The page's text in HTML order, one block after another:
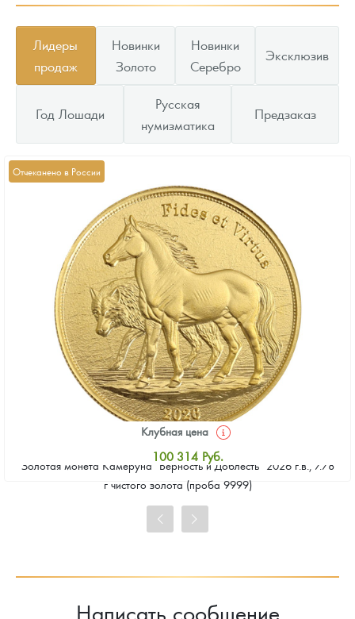
Лидеры
продаж
Новинки
Золото
Новинки
Серебро
Эксклюзив
Год Лошади
Русская
нумизматика
Предзаказ
Отчеканено в России
Золотая монета Камеруна "Верность и Доблесть" 2026 г.в., 7.78
г чистого золота (проба 9999)
Клубная цена
100 314 Руб.
Стандартная цена
Цена выкупа
Написать сообщение